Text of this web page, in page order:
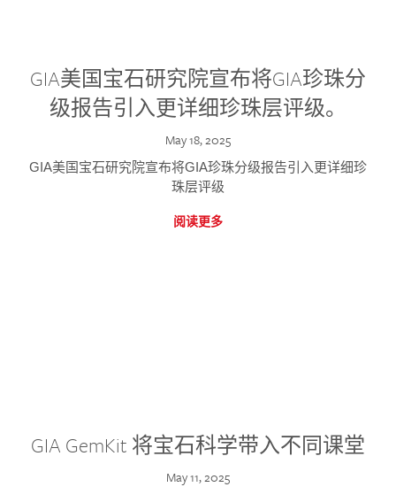
GIA美国宝石研究院宣布将GIA珍珠分
级报告引入更详细珍珠层评级。
May 18, 2025
GIA美国宝石研究院宣布将GIA珍珠分级报告引入更详细珍
珠层评级
阅读更多
GIA GemKit 将宝石科学带入不同课堂
May 11, 2025